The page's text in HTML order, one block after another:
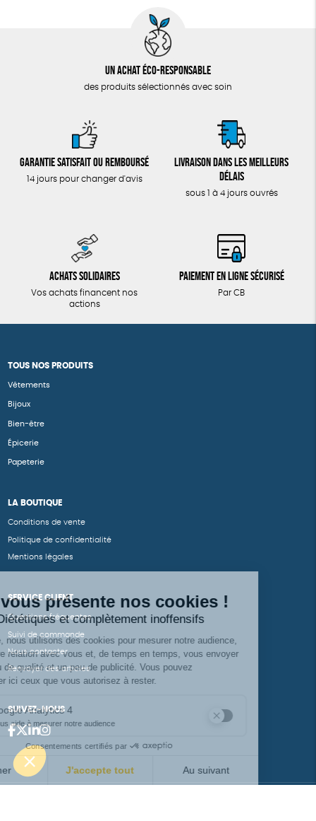
Un achat éco-responsable
des produits sélectionnés avec soin
Garantie satisfait ou remboursé
14 jours pour changer d'avis
Livraison dans les meilleurs
délais
sous 1 à 4 jours ouvrés
Achats solidaires
Vos achats financent nos
actions
Paiement en ligne sécurisé
Par CB
TOUS NOS PRODUITS
Vêtements
Bijoux
Bien-être
Épicerie
Papeterie
LA BOUTIQUE
Conditions de vente
Politique de confidentialité
Mentions légales
SERVICE CLIENT
Questions fréquentes
Suivi de commande
Nous contacter
Renvoyer des articles
SUIVEZ-NOUS